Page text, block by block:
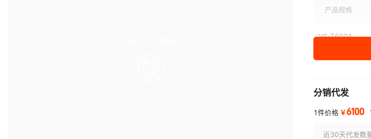
产品规格
VS-T600A
VS-T800A
VS-T600BA
分销代发
1件价格 ￥6100
近30天代发数